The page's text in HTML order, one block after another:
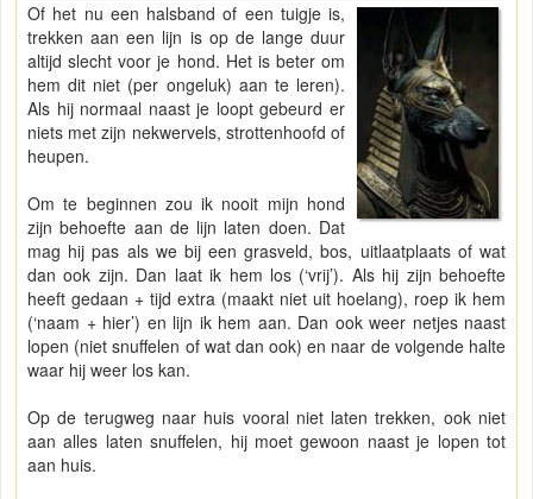
Of het nu een halsband of een tuigje is,
trekken aan een lijn is op de lange duur
altijd slecht voor je hond. Het is beter om
hem dit niet (per ongeluk) aan te leren).
Als hij normaal naast je loopt gebeurd er
niets met zijn nekwervels, strottenhoofd of
heupen.
Om te beginnen zou ik nooit mijn hond
zijn behoefte aan de lijn laten doen. Dat
mag hij pas als we bij een grasveld, bos, uitlaatplaats of wat
dan ook zijn. Dan laat ik hem los (‘vrij’). Als hij zijn behoefte
heeft gedaan + tijd extra (maakt niet uit hoelang), roep ik hem
(‘naam + hier’) en lijn ik hem aan. Dan ook weer netjes naast
lopen (niet snuffelen of wat dan ook) en naar de volgende halte
waar hij weer los kan.
Op de terugweg naar huis vooral niet laten trekken, ook niet
aan alles laten snuffelen, hij moet gewoon naast je lopen tot
aan huis.